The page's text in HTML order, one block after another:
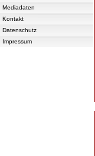
Mediadaten
Kontakt
Datenschutz
Impressum